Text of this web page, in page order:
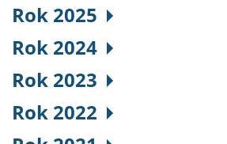
Rok 2025
Rok 2024
Rok 2023
Rok 2022